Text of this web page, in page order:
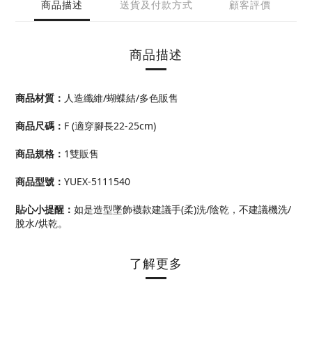
商品描述 送貨及付款方式 顧客評價
商品描述
商品材質 ： 人造纖維/蝴蝶結/多色販售
商品尺碼 ： F (適穿腳長22-25cm)
商品規格 ： 1雙販售
商品型號 ： YUEX-5111540
貼心小提醒： 如是造型墜飾襪款建議手(柔)洗/陰乾，不建議機洗/
脫水/烘乾。
了解更多